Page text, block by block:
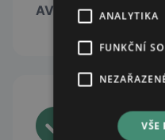
AVE LékárnaANALYTIKA
FUNKČNÍ
VŠE